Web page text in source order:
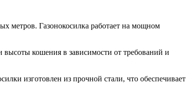
метров. Газонокосилка работает на мощном
кошения в зависимости от требований и
изготовлен из прочной стали, что обеспечивает